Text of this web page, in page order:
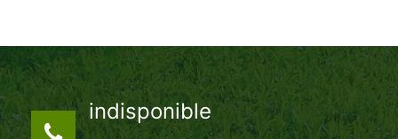
indisponible